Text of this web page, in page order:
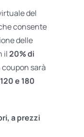
del
consente
delle
il20% di
sarà
e 180
a prezzi